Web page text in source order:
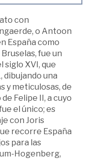
con
o Antoon
España como
fue un
siglo XVI, que
dibujando una
y meticulosas, de
Felipe II, a cuyo
el único; es
con Joris
recorre España
para las
Hogenberg,